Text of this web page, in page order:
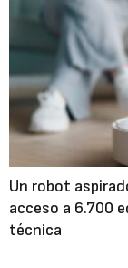
Un robot
acceso a 6.700
técnica